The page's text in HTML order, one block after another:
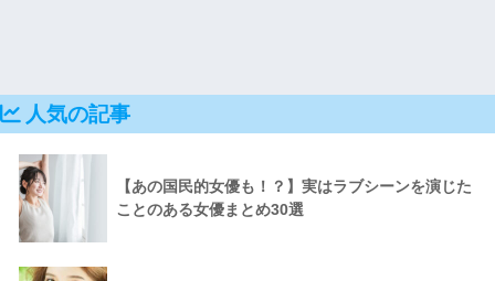
人気の記事
【あの国民的女優も！？】実はラブシーンを演じた
ことのある女優まとめ30選